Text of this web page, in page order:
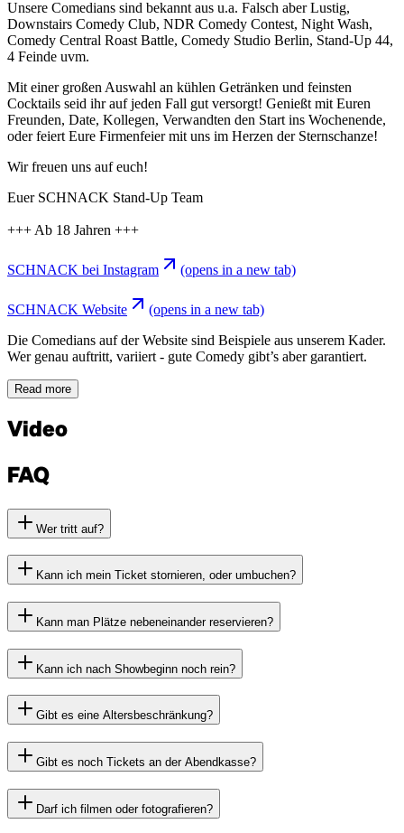
Unsere Comedians sind bekannt aus u.a. Falsch aber Lustig,
Downstairs Comedy Club, NDR Comedy Contest, Night Wash,
Comedy Central Roast Battle, Comedy Studio Berlin, Stand-Up 44,
4 Feinde uvm.
Mit einer großen Auswahl an kühlen Getränken und feinsten
Cocktails seid ihr auf jeden Fall gut versorgt! Genießt mit Euren
Freunden, Date, Kollegen, Verwandten den Start ins Wochenende,
oder feiert Eure Firmenfeier mit uns im Herzen der Sternschanze!
Wir freuen uns auf euch!
Euer SCHNACK Stand-Up Team
+++ Ab 18 Jahren +++
SCHNACK bei Instagram (opens in a new tab)
SCHNACK Website
(opens in a new tab)
Die Comedians auf der Website sind Beispiele aus unserem Kader.
Wer genau auftritt, variiert - gute Comedy gibt’s aber garantiert.
Read more
Video
FAQ
Wer tritt auf?
Kann ich mein Ticket stornieren, oder umbuchen?
Kann man Plätze nebeneinander reservieren?
Kann ich nach Showbeginn noch rein?
Gibt es eine Altersbeschränkung?
Gibt es noch Tickets an der Abendkasse?
Darf ich filmen oder fotografieren?